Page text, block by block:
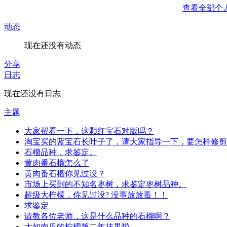
查看全部个
动态
现在还没有动态
分享
日志
现在还没有日志
主题
大家帮看一下，这颗红宝石对版吗？
淘宝买的蓝宝石长叶子了，请大家指导一下，要怎样修剪
石榴品种，求鉴定。
黄肉番石榴怎么了
黄肉番石榴你见过没？
市场上买到的不知名枣树，求鉴定枣树品种。
超级大柠檬，你见过没? 没事放放毒！！
求鉴定
请教各位老师，这是什么品种的石榴啊？